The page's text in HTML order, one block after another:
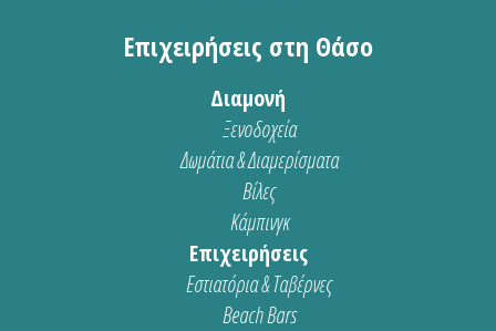
Επιχειρήσεις στη Θάσο
Διαμονή
Ξενοδοχεία
Δωμάτια & Διαμερίσματα
Βίλες
Κάμπινγκ
Επιχειρήσεις
Εστιατόρια & Ταβέρνες
Beach Bars